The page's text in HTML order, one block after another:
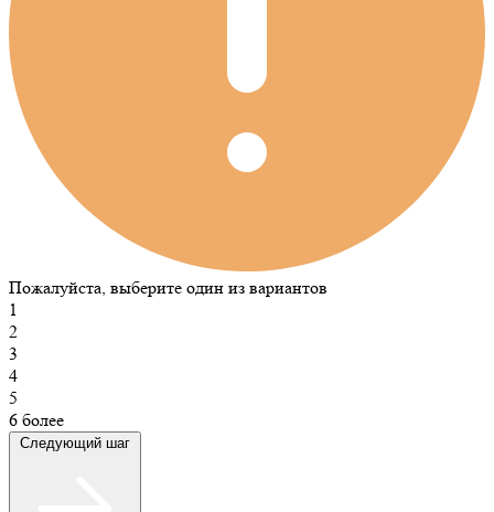
Пожалуйста, выберите один из вариантов
1
2
3
4
5
6 более
Следующий шаг